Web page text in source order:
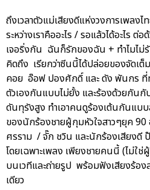
ถึงเวลาตัวแม่เสียงดีแห่งวงการเพลง
ระหว่างเราคืออะไร / รอแล้วได้อะไร ต่
เจอริ่งกัน ฉันก็รักของฉัน + ทำไมไม่
คิดถึง เรียกว่าซีนนี้ได้ปล่อยของจัดเ
คอย อ๊อฟ ปองศักดิ์ และ ดัง พันกร
ตัวเองกันแบบไม่ยั้ง และร้องด้วยกัน
ดันทุรังสูง ทำเอาคนดูร้องเต้นกันแบ
ของนักร้องชายผู้กุมหัวใจสาวๆยุค
ศรราม / จั๊ก ชวิน และนักร้องเสียง
โดยเฉพาะเพลง เพียงชายคนนี้ (ไม่ใ
บนเวทีและถ่ายรูป พร้อมฟังเสียงร้อ
เดียว